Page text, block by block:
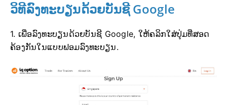
ວິທີລົງທະບຽນດ້ວຍບັນຊີ Google
1. ເພື່ອລົງທະບຽນດ້ວຍບັນຊີ Google, ໃຫ້ຄລິກໃສ່ປຸ່ມທີ່ສອດ
ຄ້ອງກັນໃນແບບຟອມລົງທະບຽນ.